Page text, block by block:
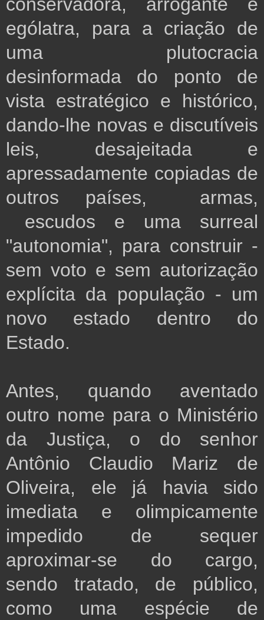
conservadora, arrogante e
ególatra, para a criação de
uma plutocracia
desinformada do ponto de
vista estratégico e histórico,
dando-lhe novas e discutíveis
leis, desajeitada e
apressadamente copiadas de
outros países, armas,
escudos e uma surreal
"autonomia", para construir -
sem voto e sem autorização
explícita da população - um
novo estado dentro do
Estado.
Antes, quando aventado
outro nome para o Ministério
da Justiça, o do senhor
Antônio Claudio Mariz de
Oliveira, ele já havia sido
imediata e olimpicamente
impedido de sequer
aproximar-se do cargo,
sendo tratado, de público,
como uma espécie de